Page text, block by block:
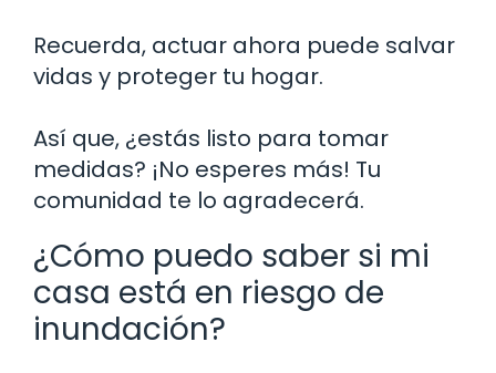
Recuerda, actuar ahora puede salvar
vidas y proteger tu hogar.
Así que, ¿estás listo para tomar
medidas? ¡No esperes más! Tu
comunidad te lo agradecerá.
¿Cómo puedo saber si mi
casa está en riesgo de
inundación?